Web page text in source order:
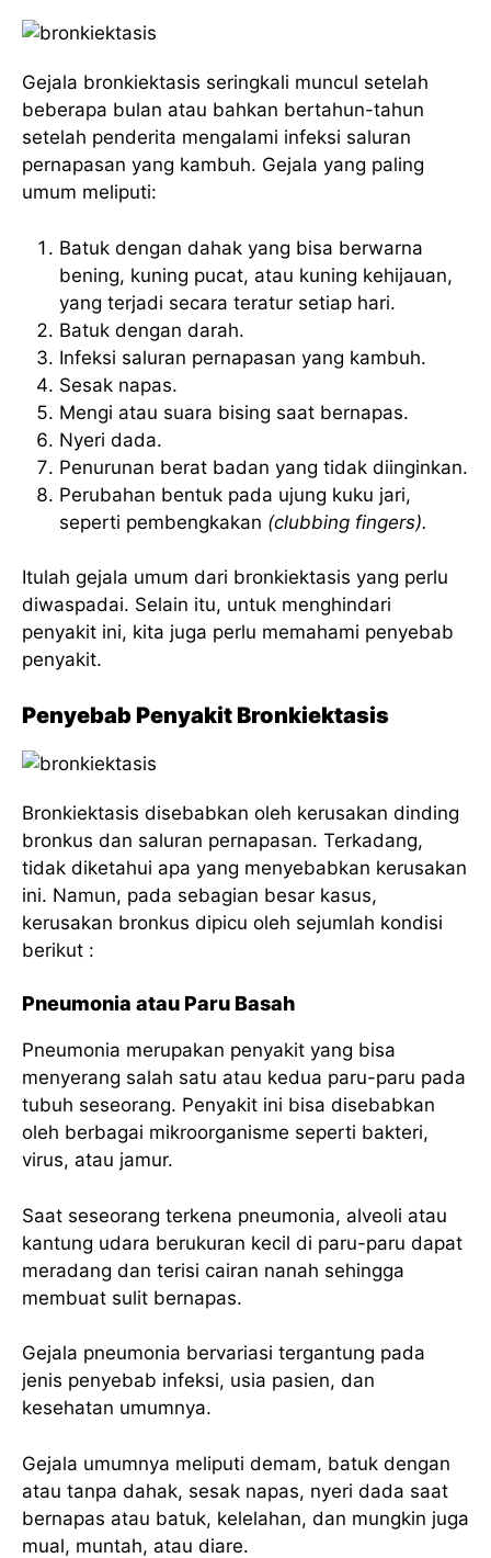
Gejala bronkiektasis seringkali muncul setelah
beberapa bulan atau bahkan bertahun-tahun
setelah penderita mengalami infeksi saluran
pernapasan yang kambuh. Gejala yang paling
umum meliputi:
Batuk dengan dahak yang bisa berwarna
bening, kuning pucat, atau kuning kehijauan,
yang terjadi secara teratur setiap hari.
Batuk dengan darah.
Infeksi saluran pernapasan yang kambuh.
Sesak napas.
Mengi atau suara bising saat bernapas.
Nyeri dada.
Penurunan berat badan yang tidak diinginkan.
Perubahan bentuk pada ujung kuku jari,
seperti pembengkakan (clubbing fingers).
Itulah gejala umum dari bronkiektasis yang perlu
diwaspadai. Selain itu, untuk menghindari
penyakit ini, kita juga perlu memahami penyebab
penyakit.
Penyebab Penyakit Bronkiektasis
Bronkiektasis disebabkan oleh kerusakan dinding
bronkus dan saluran pernapasan. Terkadang,
tidak diketahui apa yang menyebabkan kerusakan
ini. Namun, pada sebagian besar kasus,
kerusakan bronkus dipicu oleh sejumlah kondisi
berikut :
Pneumonia atau Paru Basah
Pneumonia merupakan penyakit yang bisa
menyerang salah satu atau kedua paru-paru pada
tubuh seseorang. Penyakit ini bisa disebabkan
oleh berbagai mikroorganisme seperti bakteri,
virus, atau jamur.
Saat seseorang terkena pneumonia, alveoli atau
kantung udara berukuran kecil di paru-paru dapat
meradang dan terisi cairan nanah sehingga
membuat sulit bernapas.
Gejala pneumonia bervariasi tergantung pada
jenis penyebab infeksi, usia pasien, dan
kesehatan umumnya.
Gejala umumnya meliputi demam, batuk dengan
atau tanpa dahak, sesak napas, nyeri dada saat
bernapas atau batuk, kelelahan, dan mungkin juga
mual, muntah, atau diare.